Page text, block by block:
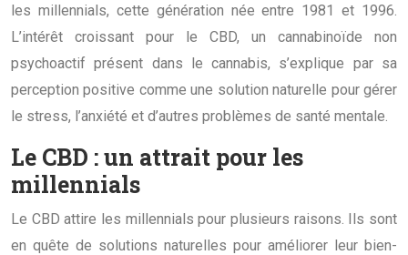
les millennials, cette génération née entre 1981 et 1996.
L’intérêt croissant pour le CBD, un cannabinoïde non
psychoactif présent dans le cannabis, s’explique par sa
perception positive comme une solution naturelle pour gérer
le stress, l’anxiété et d’autres problèmes de santé mentale.
Le CBD : un attrait pour les
millennials
Le CBD attire les millennials pour plusieurs raisons. Ils sont
en quête de solutions naturelles pour améliorer leur bien-